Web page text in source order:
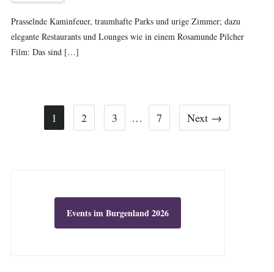
Prasselnde Kaminfeuer, traumhafte Parks und urige Zimmer; dazu
elegante Restaurants und Lounges wie in einem Rosamunde Pilcher
Film: Das sind […]
1 2 3 … 7 Next →
Events im Burgenland 2026